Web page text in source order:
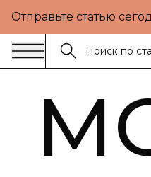
Отправьте статью